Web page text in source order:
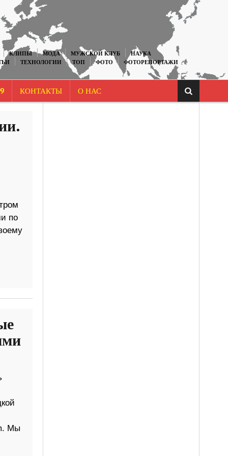
КЛИПЫ МОДА МУЖСКОЙ КЛУБ
НАУКА
ТЕХНОЛОГИИ ТОП ФОТО ФОТОРЕПОРТАЖИ
КОНТАКТЫ О НАС
по
Мы